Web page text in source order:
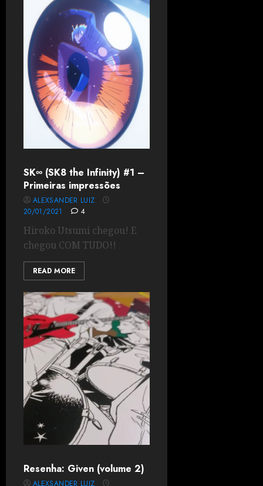
SK∞ (SK8 the Infinity) #1 –
Primeiras impressões
ALEXSANDER LUIZ
20/01/2021
4
Hiroko Utsumi chegou! E
chegou COM TUDO!!
READ MORE
Resenha: Given (volume 2)
ALEXSANDER LUIZ